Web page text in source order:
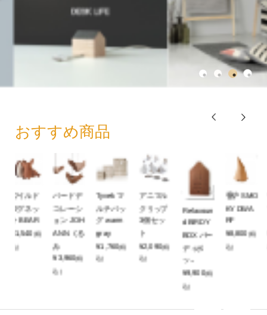
おすすめ商品

Sold Out
Relaxoun
d BIRDY
BOX バー
ディボ
香炉 SMO
KY DWA
RF
¥8,800(税
込)
ワイルド
マグネッ
ト DEER
¥1,540
込)
Tyvek マ
ルチバッ
グ cool gr
ay
¥1,760(税
込)
スポンジ
ホルダー
CLEAN G
REEN
¥3,520
込)
peppermi
nt product
s* Signat
ure ...
¥1,595
